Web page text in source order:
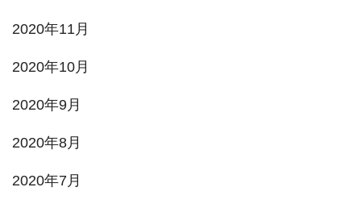
2020年11月
2020年10月
2020年9月
2020年8月
2020年7月